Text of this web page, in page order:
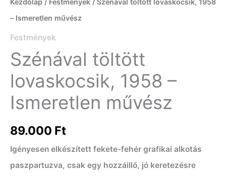
Kezdőlap / Festmények / Szénával töltött lovaskocsik, 1958
– Ismeretlen művész
Festmények
Szénával töltött
lovaskocsik, 1958 –
Ismeretlen művész
89.000 Ft
Igényesen elkészített fekete-fehér grafikai alkotás
paszpartuzva, csak egy hozzáillő, jó keretezésre